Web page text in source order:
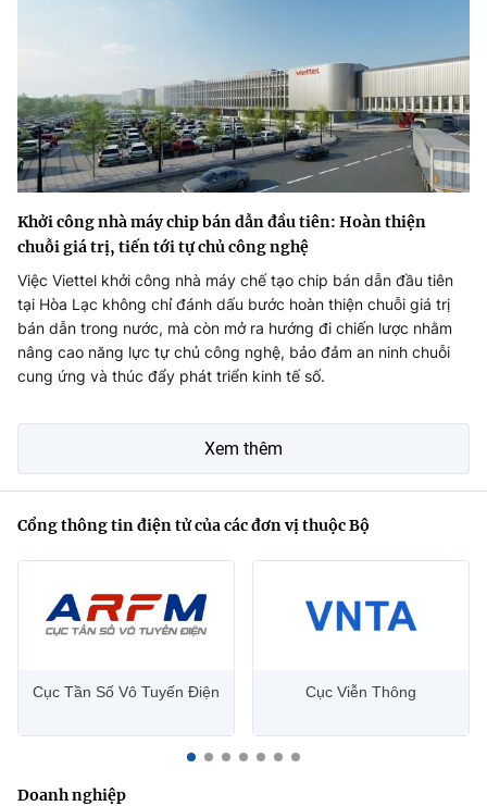
Khởi công nhà máy chip bán dẫn đầu tiên: Hoàn thiện
chuỗi giá trị, tiến tới tự chủ công nghệ
Việc Viettel khởi công nhà máy chế tạo chip bán dẫn đầu tiên
tại Hòa Lạc không chỉ đánh dấu bước hoàn thiện chuỗi giá trị
bán dẫn trong nước, mà còn mở ra hướng đi chiến lược nhằm
nâng cao năng lực tự chủ công nghệ, bảo đảm an ninh chuỗi
cung ứng và thúc đẩy phát triển kinh tế số.
Xem thêm
Cổng thông tin điện tử của các đơn vị thuộc Bộ
Cục Tần Số Vô Tuyến Điện Cục Viễn Thông
Doanh nghiệp